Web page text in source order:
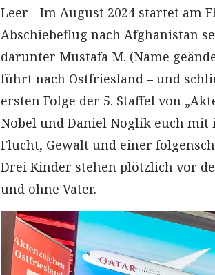
Leer - Im August 2024 startet am
Abschiebeflug nach Afghanistan
darunter Mustafa M. (Name
führt nach Ostfriesland – und
ersten Folge der 5. Staffel von
Nobel und Daniel Noglik euch mit
Flucht, Gewalt und einer
Drei Kinder stehen plötzlich vor
und ohne Vater.